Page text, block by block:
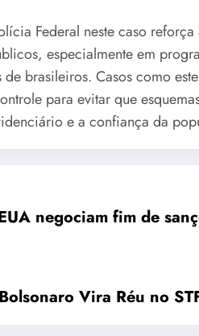
Federal neste caso
especialmente em
brasileiros. Casos como
para evitar que
e a confiança da
negociam fim de
Vira Réu no